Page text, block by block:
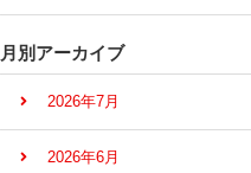
月別アーカイブ
2026年7月
2026年6月